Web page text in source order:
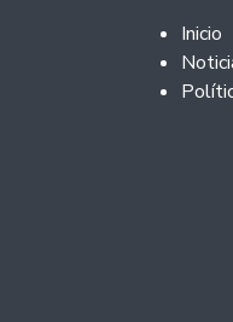
Footer
Inicio